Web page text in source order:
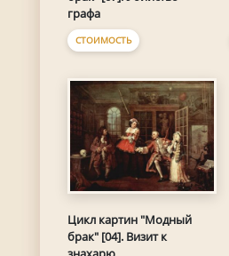
графа
СТОИМОСТЬ
Цикл картин "Модный
брак" [04]. Визит к